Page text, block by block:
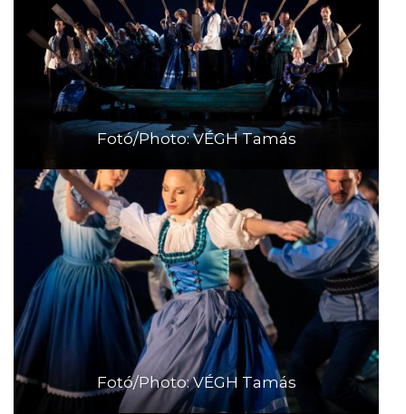
Fotó/Photo: VÉGH Tamás
Fotó/Photo: VÉGH Tamás